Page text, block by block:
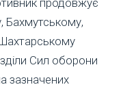
продовжує
Бахмутському,
Сил оборони
зазначених